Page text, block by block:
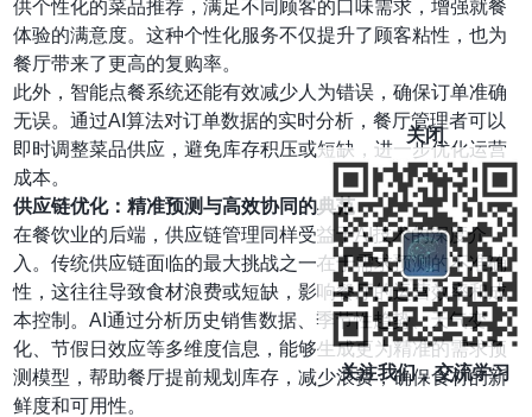
供个性化的菜品推荐，满足不同顾客的口味需求，增强就餐
体验的满意度。这种个性化服务不仅提升了顾客粘性，也为
餐厅带来了更高的复购率。
此外，智能点餐系统还能有效减少人为错误，确保订单准确
无误。通过AI算法对订单数据的实时分析，餐厅管理者可以
即时调整菜品供应，避免库存积压或短缺，进一步优化运营
成本。
供应链优化：精准预测与高效协同的典范
在餐饮业的后端，供应链管理同样受益于AI技术的深度介
入。传统供应链面临的最大挑战之一在于需求预测的不准确
性，这往往导致食材浪费或短缺，影响餐厅的运营效率和成
本控制。AI通过分析历史销售数据、季节性趋势、天气变
化、节假日效应等多维度信息，能够生成更为精准的需求预
测模型，帮助餐厅提前规划库存，减少浪费，确保食材的新
鲜度和可用性。
关闭
关注我们，交流学习